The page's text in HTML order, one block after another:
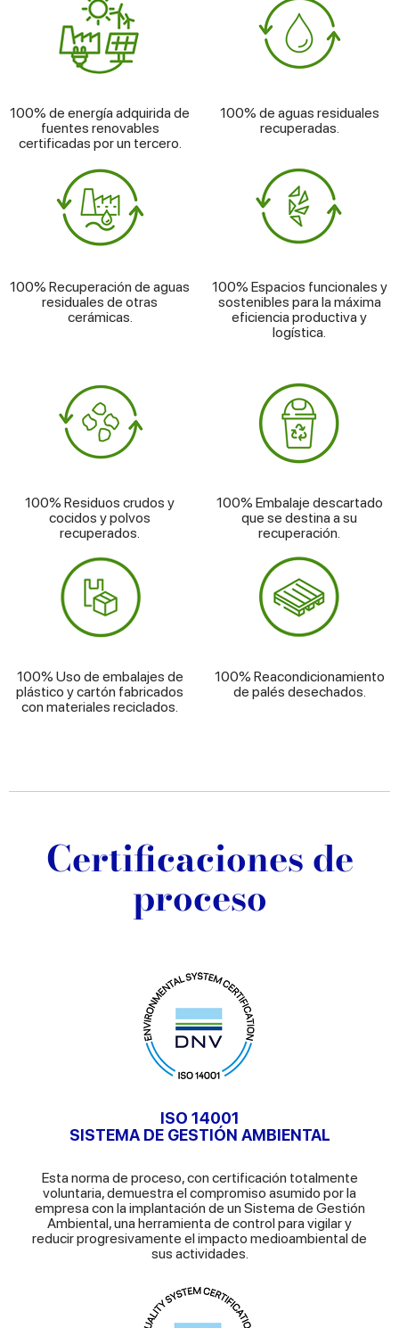
100% de energía adquirida de
fuentes renovables
certificadas por un tercero.
100% de aguas residuales
recuperadas.
100% Recuperación de aguas
residuales de otras
cerámicas.
100% Espacios funcionales y
sostenibles para la máxima
eficiencia productiva y
logística.
100% Residuos crudos y
cocidos y polvos
recuperados.
100% Embalaje descartado
que se destina a su
recuperación.
100% Uso de embalajes de
plástico y cartón fabricados
con materiales reciclados.
100% Reacondicionamiento
de palés desechados.
Certificaciones de
proceso
ISO 14001
SISTEMA DE GESTIÓN AMBIENTAL
Esta norma de proceso, con certificación totalmente
voluntaria, demuestra el compromiso asumido por la
empresa con la implantación de un Sistema de Gestión
Ambiental, una herramienta de control para vigilar y
reducir progresivamente el impacto medioambiental de
sus actividades.